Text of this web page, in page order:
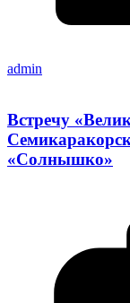
admin
Встречу
«Солнышко»